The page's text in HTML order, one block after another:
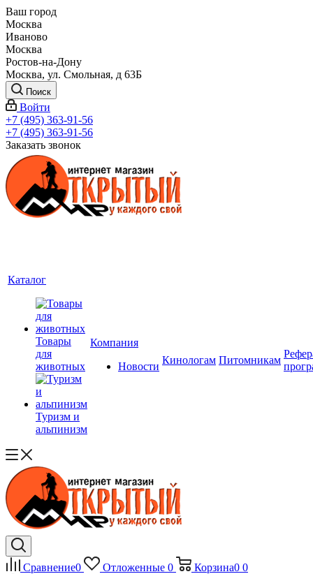
Ваш город
Москва
Иваново
Москва
Ростов-на-Дону
Москва, ул. Смольная, д 63Б
Поиск
Войти
+7 (495) 363-91-56
+7 (495) 363-91-56
Заказать звонок
Каталог
Товары
для
животных
Туризм и
альпинизм
Компания
Новости
Кинологам Питомникам
Сравнение0 Отложенные 0 Корзина0 0